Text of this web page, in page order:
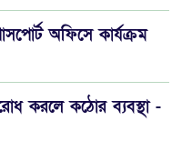
অফিসে কার্যক্রম
করলে কঠোর ব্যবস্থা -